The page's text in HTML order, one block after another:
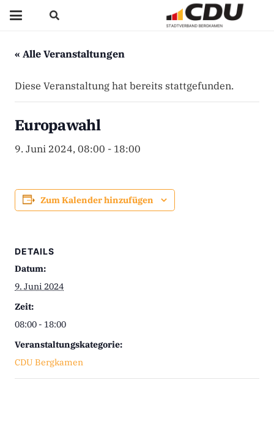
« Alle Veranstaltungen
Diese Veranstaltung hat bereits stattgefunden.
Europawahl
9. Juni 2024, 08:00 - 18:00
Zum Kalender hinzufügen
DETAILS
Datum:
9. Juni 2024
Zeit:
08:00 - 18:00
Veranstaltungskategorie:
CDU Bergkamen